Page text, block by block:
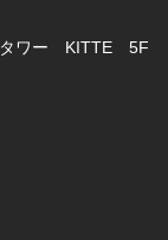
タワー KITTE 5F